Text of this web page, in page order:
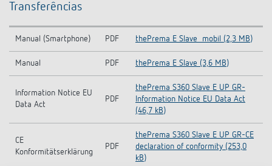
Transferências
Manual (Smartphone) PDF thePrema E Slave_mobil (2,3 MB)
Manual PDF thePrema E Slave (3,6 MB)
Information Notice EU
Data Act
PDF
thePrema S360 Slave E UP GR-
Information Notice EU Data Act
(46,7 kB)
CE
Konformitätserklärung
PDF
thePrema S360 Slave E UP GR-CE
declaration of conformity (253,0
kB)